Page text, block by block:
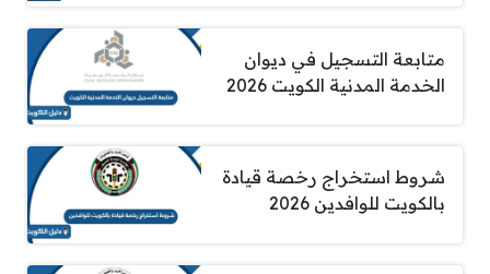
متابعة التسجيل في ديوان
الخدمة المدنية الكويت 2026
شروط استخراج رخصة قيادة
بالكويت للوافدين 2026